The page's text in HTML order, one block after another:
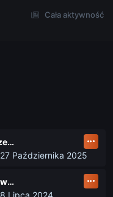
Cała aktywność
Zlot LUZOWNI - Czerwiec 2026
27 Października 2025
Koszulki CS-LUZownia.pl